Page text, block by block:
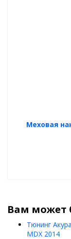
Меховая
Вам может
Тюнинг
MDX 2014